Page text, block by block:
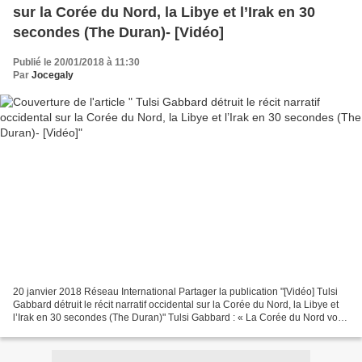
sur la Corée du Nord, la Libye et l’Irak en 30
secondes (The Duran)- [Vidéo]
Publié le 20/01/2018 à 11:30
Par Jocegaly
20 janvier 2018 Réseau International Partager la publication "[Vidéo] Tulsi
Gabbard détruit le récit narratif occidental sur la Corée du Nord, la Libye et
l’Irak en 30 secondes (The Duran)" Tulsi Gabbard : « La Corée du Nord voit